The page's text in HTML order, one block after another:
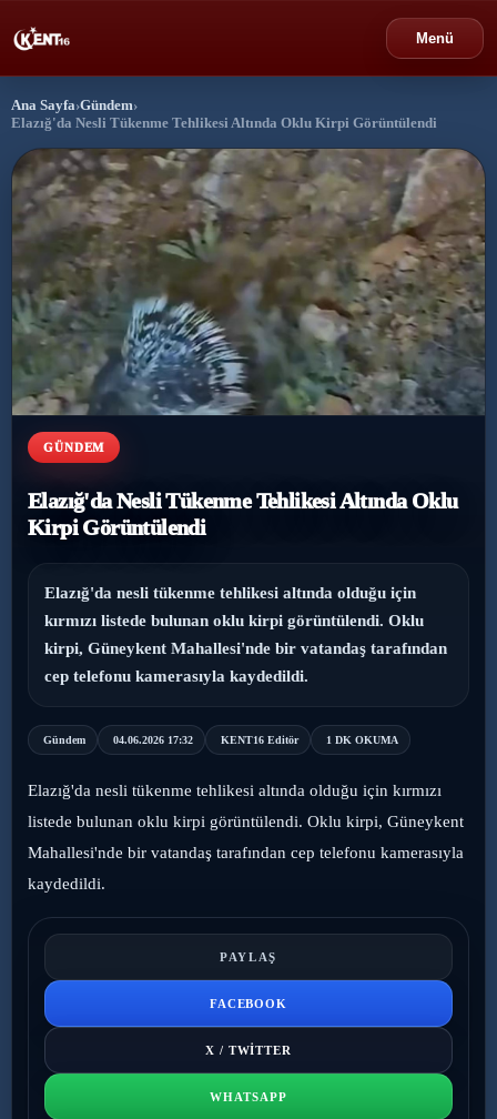
Menü
Bursa
Gündem ›
Politika ›
Spor ›
Ekonomi ›
Eğitim ›
Dünya
Magazin
Sağlık
Yaşam
Ana Sayfa›Gündem›
Elazığ'da Nesli Tükenme Tehlikesi Altında Oklu Kirpi Görüntülendi
GÜNDEM
Elazığ'da Nesli Tükenme Tehlikesi Altında Oklu
Kirpi Görüntülendi
Elazığ'da nesli tükenme tehlikesi altında olduğu için
kırmızı listede bulunan oklu kirpi görüntülendi. Oklu
kirpi, Güneykent Mahallesi'nde bir vatandaş tarafından
cep telefonu kamerasıyla kaydedildi.
Gündem 04.06.2026 17:32 KENT16 Editör 1 DK OKUMA
Elazığ'da nesli tükenme tehlikesi altında olduğu için kırmızı
listede bulunan oklu kirpi görüntülendi. Oklu kirpi, Güneykent
Mahallesi'nde bir vatandaş tarafından cep telefonu kamerasıyla
kaydedildi.
PAYLAŞ
FACEBOOK
X / TWITTER
WHATSAPP